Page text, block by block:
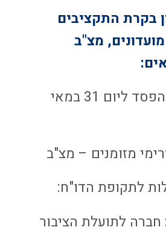
בקרת התקציבים
מצ"ב
1. דוחות רווח והפסד ליום 31 במאי
לתועלת הציבור